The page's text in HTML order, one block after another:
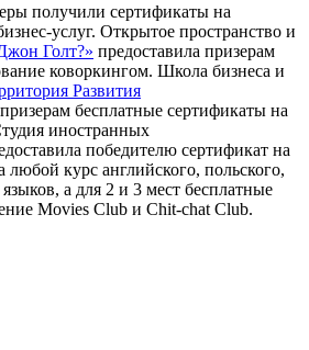
получили сертификаты на
услуг. Открытое пространство и
Голт?» предоставила призерам
коворкингом. Школа бизнеса и
Развития
бесплатные сертификаты на
иностранных
победителю сертификат на
любой курс английского, польского,
а для 2 и 3 мест бесплатные
Movies Club и Chit-chat Club.